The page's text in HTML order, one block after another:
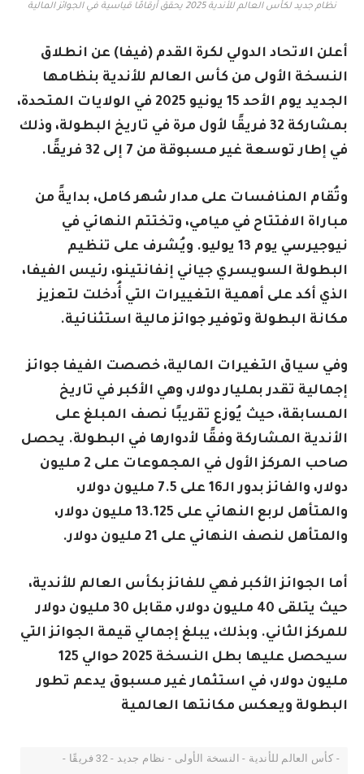
نظام جديد لكأس العالم للأندية 2025 يحقق أرقامًا قياسية في الجوائز المالية
أعلن الاتحاد الدولي لكرة القدم (فيفا) عن انطلاق
النسخة الأولى من كأس العالم للأندية بنظامها
الجديد يوم الأحد 15 يونيو 2025 في الولايات المتحدة،
بمشاركة 32 فريقًا لأول مرة في تاريخ البطولة، وذلك
في إطار توسعة غير مسبوقة من 7 إلى 32 فريقًا.
وتُقام المنافسات على مدار شهر كامل، بدايةً من
مباراة الافتتاح في ميامي، وتختتم النهائي في
نيوجيرسي يوم 13 يوليو. ويُشرف على تنظيم
البطولة السويسري جياني إنفانتينو، رئيس الفيفا،
الذي أكد على أهمية التغييرات التي أُدخلت لتعزيز
مكانة البطولة وتوفير جوائز مالية استثنائية.
وفي سياق التغيرات المالية، خصصت الفيفا جوائز
إجمالية تقدر بمليار دولار، وهي الأكبر في تاريخ
المسابقة، حيث يُوزع تقريبًا نصف المبلغ على
الأندية المشاركة وفقًا لأدوارها في البطولة. يحصل
صاحب المركز الأول في المجموعات على 2 مليون
دولار، والفائز بدور الـ16 على 7.5 مليون دولار،
والمتأهل لربع النهائي على 13.125 مليون دولار،
والمتأهل لنصف النهائي على 21 مليون دولار.
أما الجوائز الأكبر فهي للفائز بكأس العالم للأندية،
حيث يتلقى 40 مليون دولار، مقابل 30 مليون دولار
للمركز الثاني. وبذلك، يبلغ إجمالي قيمة الجوائز التي
سيحصل عليها بطل النسخة 2025 حوالي 125
مليون دولار، في استثمار غير مسبوق يدعم تطور
البطولة ويعكس مكانتها العالمية
- كأس العالم للأندية - النسخة الأولى - نظام جديد - 32 فريقًا -